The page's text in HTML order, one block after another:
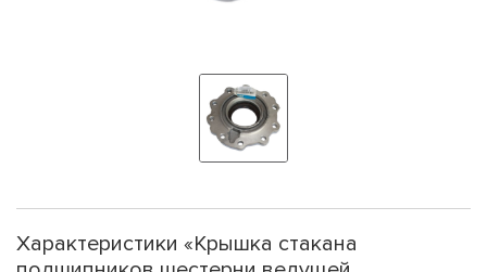
Характеристики «Крышка стакана